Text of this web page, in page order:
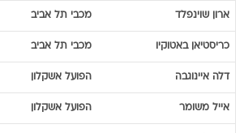
ארון שוינפלד מכבי תל אביב
כריסטיאן באטוקיו מכבי תל אביב
דלה איינוגבה הפועל אשקלון
אייל משומר הפועל אשקלון